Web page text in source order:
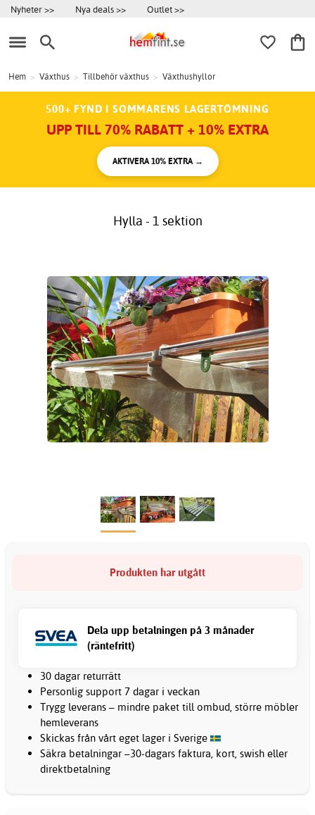
Nyheter >> Nya deals >> Outlet >>
Hem > Växthus > Tillbehör växthus > Växthushyllor
500+ FYND I SOMMARENS LAGERTÖMNING
UPP TILL 70% RABATT + 10% EXTRA
AKTIVERA 10% EXTRA →
Hylla - 1 sektion
Produkten har utgått
Dela upp betalningen på 3 månader
(räntefritt)
30 dagar returrätt
Personlig support 7 dagar i veckan
Trygg leverans – mindre paket till ombud, större möbler
hemleverans
Skickas från vårt eget lager i Sverige
Säkra betalningar –30-dagars faktura, kort, swish eller
direktbetalning